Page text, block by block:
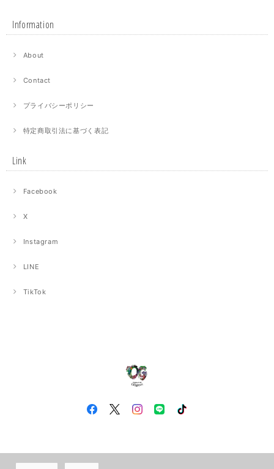
Information
About
Contact
プライバシーポリシー
特定商取引法に基づく表記
Link
Facebook
X
Instagram
LINE
TikTok